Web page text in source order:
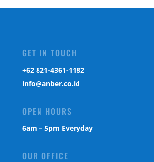
GET IN TOUCH
‎+62 821-4361-1182
info@anber.co.id
OPEN HOURS
6am – 5pm Everyday
OUR OFFICE